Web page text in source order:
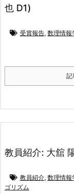
也 D1)
受賞報告, 数理情報
記
教員紹介: 大舘
教員紹介, 数理情報
ゴリズム